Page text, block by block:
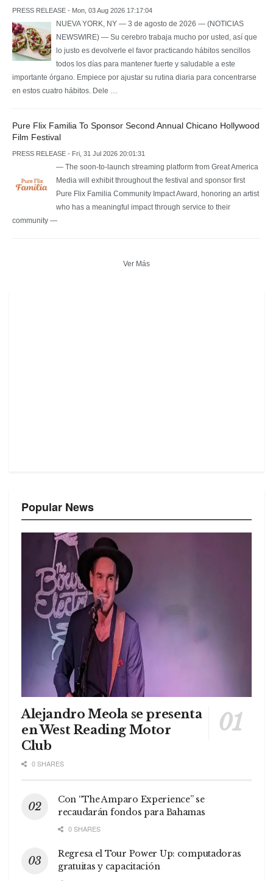
PRESS RELEASE - Mon, 03 Aug 2026 17:17:04
NUEVA YORK, NY — 3 de agosto de 2026 — (NOTICIAS
NEWSWIRE) — Su cerebro trabaja mucho por usted, así que
lo justo es devolverle el favor practicando hábitos sencillos
todos los días para mantener fuerte y saludable a este
importante órgano. Empiece por ajustar su rutina diaria para concentrarse
en estos cuatro hábitos. Dele …
Pure Flix Familia To Sponsor Second Annual Chicano Hollywood
Film Festival
PRESS RELEASE - Fri, 31 Jul 2026 20:01:31
— The soon-to-launch streaming platform from Great America
Media will exhibit throughout the festival and sponsor first
Pure Flix Familia Community Impact Award, honoring an artist
who has a meaningful impact through service to their
community —
Ver Más
Popular News
Alejandro Meola se presenta
en West Reading Motor
Club
0 SHARES
Con “The Amparo Experience” se
recaudarán fondos para Bahamas
0 SHARES
Regresa el Tour Power Up: computadoras
gratuitas y capacitación